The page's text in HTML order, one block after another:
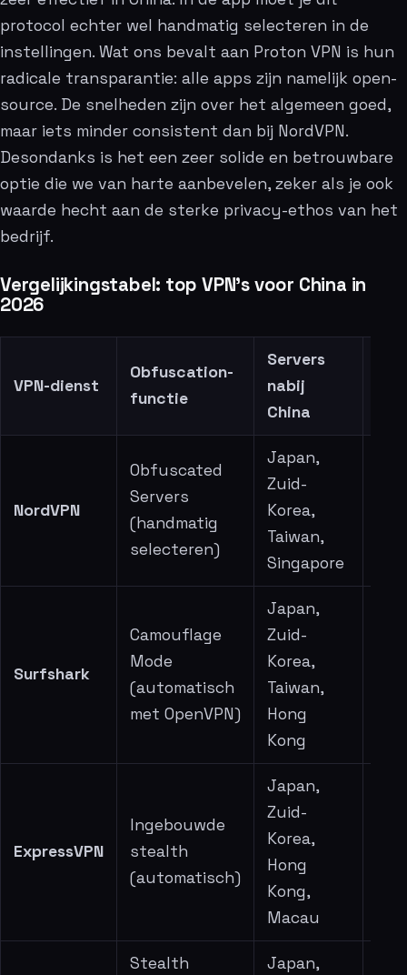
protocol echter wel handmatig selecteren in de
instellingen. Wat ons bevalt aan Proton VPN is hun
radicale transparantie: alle apps zijn namelijk open-
source. De snelheden zijn over het algemeen goed,
maar iets minder consistent dan bij NordVPN.
Desondanks is het een zeer solide en betrouwbare
optie die we van harte aanbevelen, zeker als je ook
waarde hecht aan de sterke privacy-ethos van het
bedrijf.
Vergelijkingstabel: top VPN’s voor China in
2026
VPN-dienst
Obfuscation-
functie
Servers
nabij
China
NordVPN
Obfuscated
Servers
(handmatig
selecteren)
Japan,
Zuid-
Korea,
Taiwan,
Singapore
Surfshark
Camouflage
Mode
(automatisch
met OpenVPN)
Japan,
Zuid-
Korea,
Taiwan,
Hong
Kong
ExpressVPN
Ingebouwde
stealth
(automatisch)
Japan,
Zuid-
Korea,
Hong
Kong,
Macau
Stealth
Japan,